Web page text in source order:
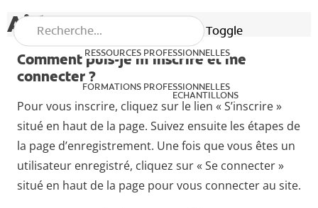
FORMATIONS PROFESSIONNELLES
ECHANTILLONS
SITE PATIENTS
FR (FR)
SE CONNECTER
RESSOURCES PROFESSIONNELLES
FORMATIONS PROFESSIONNELLES
ECHANTILLONS
Toggle
Aide et FAQ
Comment puis-je m’inscrire et me
connecter ?
Pour vous inscrire, cliquez sur le lien « S’inscrire »
situé en haut de la page. Suivez ensuite les étapes de
la page d’enregistrement. Une fois que vous êtes un
utilisateur enregistré, cliquez sur « Se connecter »
situé en haut de la page pour vous connecter au site.